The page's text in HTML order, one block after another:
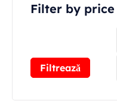
Filter by price
Filtrează